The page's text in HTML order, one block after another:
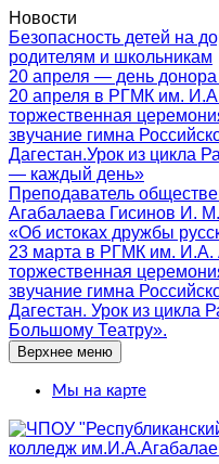
Новости
Безопасность детей на
родителям и школьникам
20 апреля — день донора
20 апреля в РГМК им.
торжественная
звучание гимна
Дагестан.Урок из цикла
— каждый день»
Преподаватель
Агабалаева Гисинов И.
«Об истоках дружбы
23 марта в РГМК им. И.А.
торжественная
звучание гимна
Дагестан. Урок из цикла
Большому Театру».
Верхнее меню
Мы на карте